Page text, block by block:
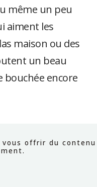
même un peu
aiment les
maison ou des
un beau
bouchée encore